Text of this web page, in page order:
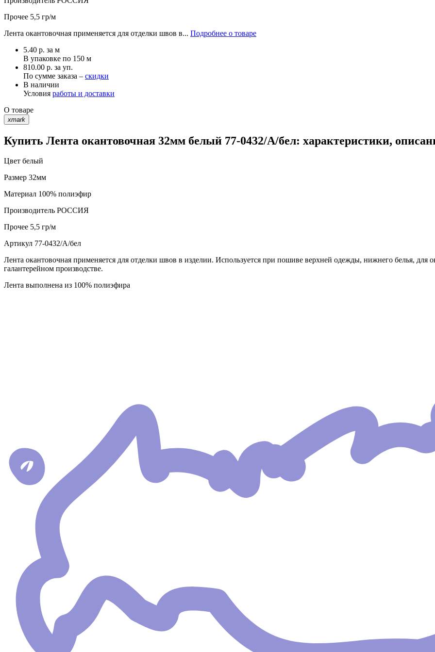
Прочее 5,5 гр/м
Лента окантовочная применяется для отделки швов в... Подробнее о товаре
5.40 р. за м
В упаковке по 150 м
810.00 р. за уп.
По сумме заказа – скидки
В наличии
Условия работы и доставки
О товаре
xmark
Купить Лента окантовочная 32мм белый 77-0432/А/бел: характеристики,
Цвет белый
Размер 32мм
Материал 100% полиэфир
Производитель РОССИЯ
Прочее 5,5 гр/м
Артикул 77-0432/А/бел
Лента окантовочная применяется для отделки швов в изделии. Используется при пошиве верхней одежды, нижнего белья, для
галантерейном производстве.
Лента выполнена из 100% полиэфира